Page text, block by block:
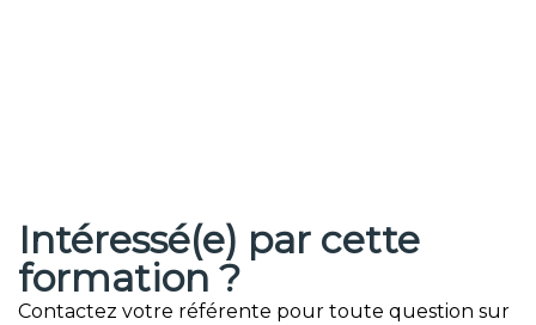
Intéressé(e) par cette
formation ?
Contactez votre référente pour toute question sur